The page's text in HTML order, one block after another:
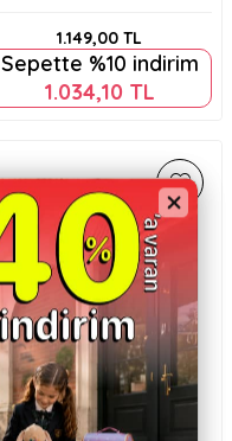
1.149,00 TL
Sepette %10 indirim
1.034,10 TL